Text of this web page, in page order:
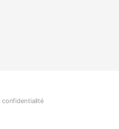
confidentialité